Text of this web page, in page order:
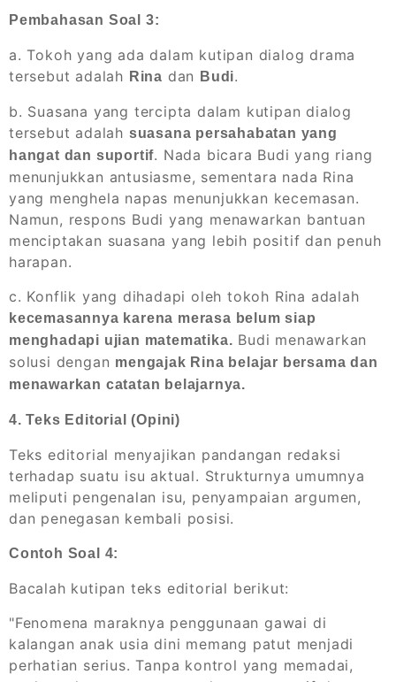
Pembahasan Soal 3:
a. Tokoh yang ada dalam kutipan dialog drama
tersebut adalah Rina dan Budi.
b. Suasana yang tercipta dalam kutipan dialog
tersebut adalah suasana persahabatan yang
hangat dan suportif. Nada bicara Budi yang riang
menunjukkan antusiasme, sementara nada Rina
yang menghela napas menunjukkan kecemasan.
Namun, respons Budi yang menawarkan bantuan
menciptakan suasana yang lebih positif dan penuh
harapan.
c. Konflik yang dihadapi oleh tokoh Rina adalah
kecemasannya karena merasa belum siap
menghadapi ujian matematika. Budi menawarkan
solusi dengan mengajak Rina belajar bersama dan
menawarkan catatan belajarnya.
4. Teks Editorial (Opini)
Teks editorial menyajikan pandangan redaksi
terhadap suatu isu aktual. Strukturnya umumnya
meliputi pengenalan isu, penyampaian argumen,
dan penegasan kembali posisi.
Contoh Soal 4:
Bacalah kutipan teks editorial berikut:
"Fenomena maraknya penggunaan gawai di
kalangan anak usia dini memang patut menjadi
perhatian serius. Tanpa kontrol yang memadai,